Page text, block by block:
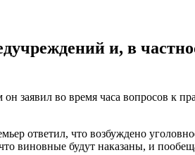
и, в
заявил во время часа вопросов к
ответил, что возбуждено
виновные будут наказаны, и